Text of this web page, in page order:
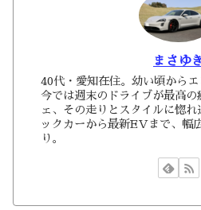
まさゆ
40代・愛知在住。幼い頃からエ
今では週末のドライブが最高の
ェ、その走りとスタイルに惚
ックカーから最新EVまで、幅
り。